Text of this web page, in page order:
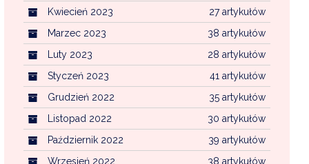
27 artykułów
Kwiecień 2023
38 artykułów
Marzec 2023
28 artykułów
Luty 2023
41 artykułów
Styczeń 2023
35 artykułów
Grudzień 2022
30 artykułów
Listopad 2022
39 artykułów
Październik 2022
38 artykułów
Wrzesień 2022